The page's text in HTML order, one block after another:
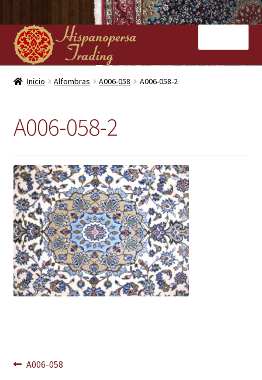
Ir
a
la
navegación
Ir
al
contenido
Inicio
Kilims
Contacto
Inicio Alfombras A006-058 A006-058-2
A006-058-2
Navegación
Anterior:
A006-058